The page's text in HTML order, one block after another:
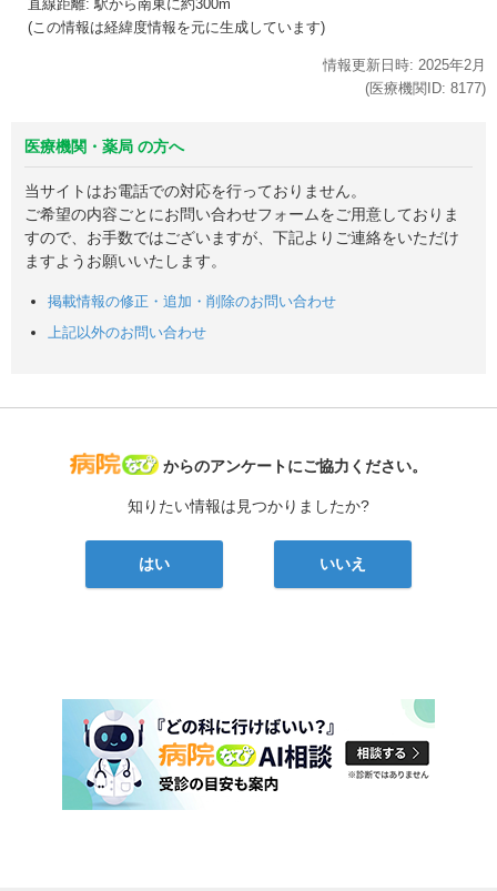
直線距離: 駅から南東に約300m
(この情報は経緯度情報を元に生成しています)
情報更新日時: 2025年2月
(医療機関ID: 8177)
医療機関・薬局 の方へ
当サイトはお電話での対応を行っておりません。
ご希望の内容ごとにお問い合わせフォームをご用意しておりま
すので、お手数ではございますが、下記よりご連絡をいただけ
ますようお願いいたします。
掲載情報の修正・追加・削除のお問い合わせ
上記以外のお問い合わせ
病院なび
からのアンケートにご協力ください。
知りたい情報は見つかりましたか?
はい いいえ